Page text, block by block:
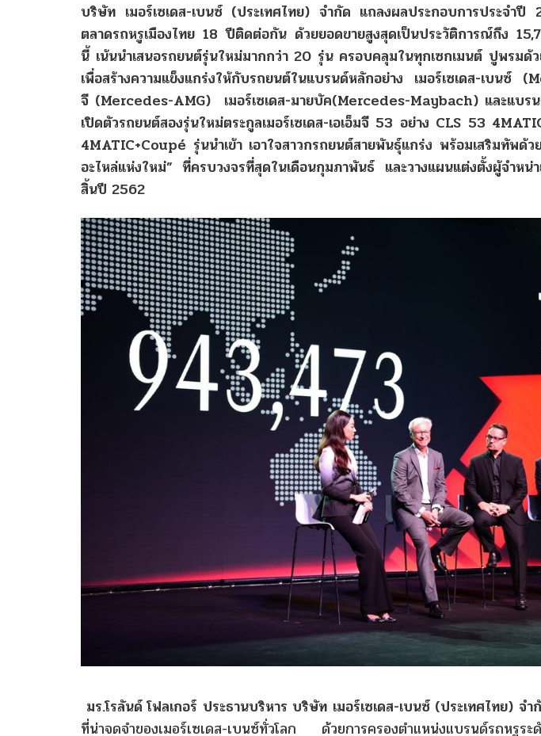
บริษัท เมอร์เซเดส-เบนซ์(ประเทศไทย) จำกัด แถลงผลประกอบการประจำปี
ตลาดรถหรูเมืองไทย 18ปีติดต่อกัน ด้วยยอดขายสูงสุดเป็นประวัติการณ์ถึง
นี้ เน้นนำเสนอรถยนต์รุ่นใหม่มากกว่า20 รุ่น ครอบคลุมในทุกเซกเมนต์ ปูพรมด้
เพื่อสร้างความแข็งแกร่งให้กับรถยนต์ในแบรนด์หลักอย่าง เมอร์เซเดส-เบนซ์
จี (Mercedes-AMG) เมอร์เซเดส-มายบัค(Mercedes-Maybach) และแบร
เปิดตัวรถยนต์สองรุ่นใหม่ตระกูลเมอร์เซเดส-เอเอ็มจี 53 อย่าง CLS 53
4MATIC+Coupé รุ่นนำเข้า เอาใจสาวกรถยนต์สายพันธุ์แกร่ง พร้อมเสริมทัพด้ว
อะไหล่แห่งใหม่” ที่ครบวงจรที่สุดในเดือนกุมภาพันธ์ และวางแผนแต่งตั้งผู้จำหน่
สิ้นปี 2562
มร.โรลันด์ โฟลเกอร์ ประธานบริหาร บริษัท เมอร์เซเดส-เบนซ์(ประเทศไทย) จำ
ที่น่าจดจำของเมอร์เซเดส-เบนซ์ทั่วโลก ด้วยการครองตำแหน่งแบรนด์รถหรูร